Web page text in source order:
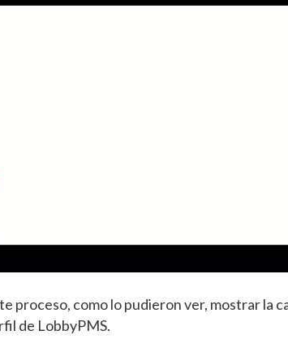
proceso, como lo pudieron ver, mostrar la
de LobbyPMS.